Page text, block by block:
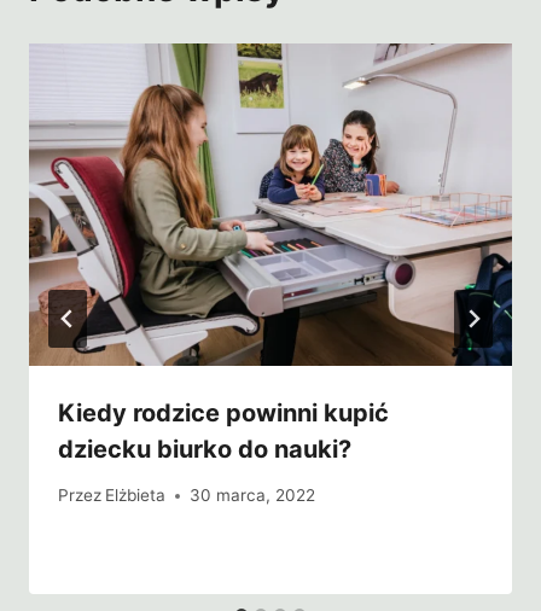
Kiedy rodzice powinni kupić
dziecku biurko do nauki?
Przez Elżbieta 30 marca, 2022